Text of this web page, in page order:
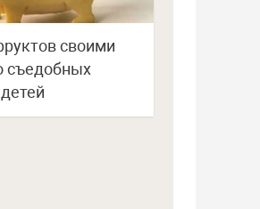
своими
съедобных